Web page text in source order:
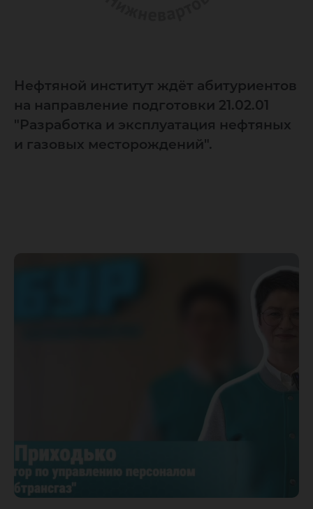
Нефтяной институт ждёт абитуриентов
на направление подготовки 21.02.01
"Разработка и эксплуатация нефтяных
и газовых месторождений".